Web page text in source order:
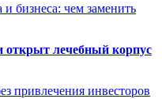
бизнеса: чем заменить
открыт лечебный корпус
привлечения инвесторов